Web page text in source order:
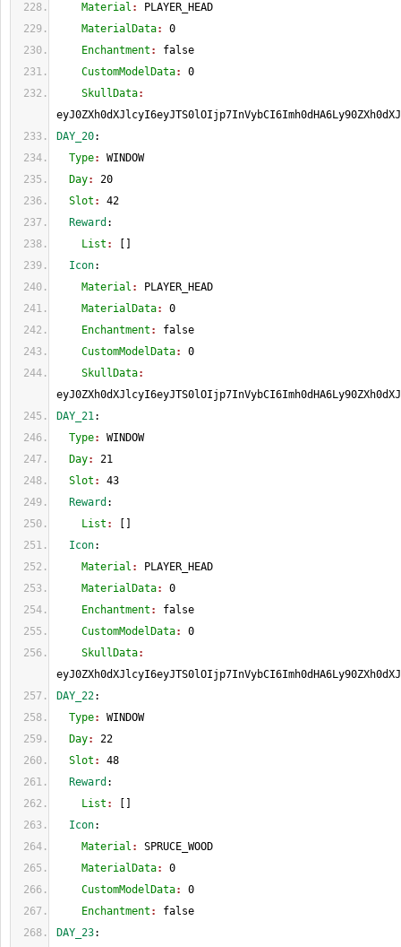
Material :
PLAYER_HEAD
MaterialData: 0
Enchantment : false
CustomModelData: 0
SkullData
DAY_20:
Type: WINDOW
Day: 20
Slot : 42
Reward :
List :
Icon:
Material :
PLAYER_HEAD
MaterialData: 0
Enchantment : false
CustomModelData: 0
SkullData
DAY_21:
Type: WINDOW
Day: 21
Slot : 43
Reward :
List :
Icon:
Material :
PLAYER_HEAD
MaterialData: 0
Enchantment : false
CustomModelData: 0
SkullData
DAY_22:
Type: WINDOW
Day: 22
Slot : 48
Reward :
List :
Icon:
Material : SPRUCE_WOOD
MaterialData: 0
CustomModelData: 0
Enchantment : false
DAY_23: